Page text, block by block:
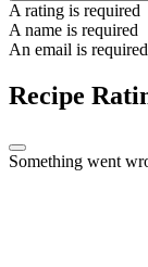
A rating is required
A name is required
An email is required
Recipe
Something went